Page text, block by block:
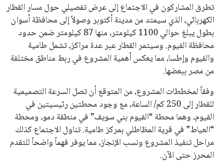
تطرق المشاركون في الاجتماع إلى عرض تفصيلي حول مسار القطار
الكهربائي، الذي سيمتد من مدينة أكتوبر وصولاً إلى محافظة أسوان
بطول يبلغ حوالي 1100 كيلومتر، منها 87 كيلومتر ضمن حدود
محافظة الفيوم. وسيتمر القطار عبر عدة مراكز، تشمل طامية
والفيوم وإطسا، مما يعكس أهمية المشروع في ربط مناطق مختلفة
من مصر ببعضها.
وفقاً لمخططات المشروع، من المتوقع أن تصل السرعة التصميمية
للقطار إلى 250 كم/ الساعة، مع وجود محطتين رئيسيتين في
الفيوم، وهما محطة “الفيوم بني سويف” في منطقة دمو، ومحطة
“العياط” في قرية المظاطلي بمركز طامية. تناول الاجتماع كذلك
مراحل تنفيذ المشروع ونسب الإنجاز، مما يوفر فهماً واضحاً للتقدم
المحرز حتى الآن.